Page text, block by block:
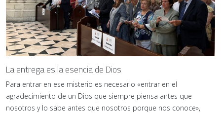
La entrega es la esencia de Dios
Para entrar en ese misterio es necesario «entrar en el
agradecimiento de un Dios que siempre piensa antes que
nosotros y lo sabe antes que nosotros porque nos conoce»,